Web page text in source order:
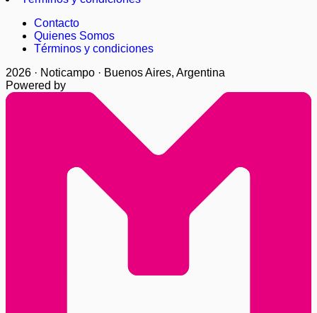
Contacto
Quienes Somos
Términos y condiciones
2026 · Noticampo · Buenos Aires, Argentina
Powered by